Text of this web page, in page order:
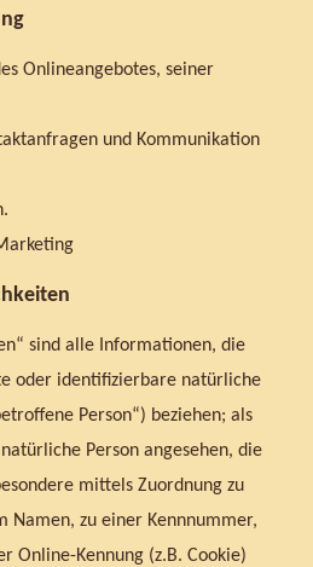
Onlineangebotes, seiner
und Kommunikation
sind alle Informationen, die
oder identifizierbare natürliche
Person“) beziehen; als
Person angesehen, die
mittels Zuordnung zu
Namen, zu einer Kennnummer,
Online-Kennung (z.B. Cookie)